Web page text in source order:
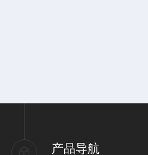
产品导航